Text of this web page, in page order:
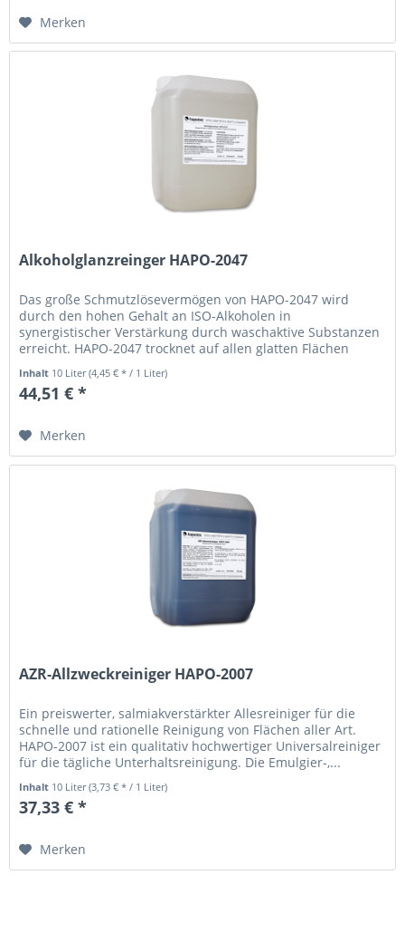
Merken
Alkoholglanzreinger HAPO-2047
Das große Schmutzlösevermögen von HAPO-2047 wird
durch den hohen Gehalt an ISO-Alkoholen in
synergistischer Verstärkung durch waschaktive Substanzen
erreicht. HAPO-2047 trocknet auf allen glatten Flächen
Inhalt 10 Liter(4,45 € * / 1 Liter)
44,51 € *
Merken
AZR-Allzweckreiniger HAPO-2007
Ein preiswerter, salmiakverstärkter Allesreiniger für die
schnelle und rationelle Reinigung von Flächen aller Art.
HAPO-2007 ist ein qualitativ hochwertiger Universalreiniger
für die tägliche Unterhaltsreinigung. Die Emulgier-,...
Inhalt 10 Liter(3,73 € * / 1 Liter)
37,33 € *
Merken